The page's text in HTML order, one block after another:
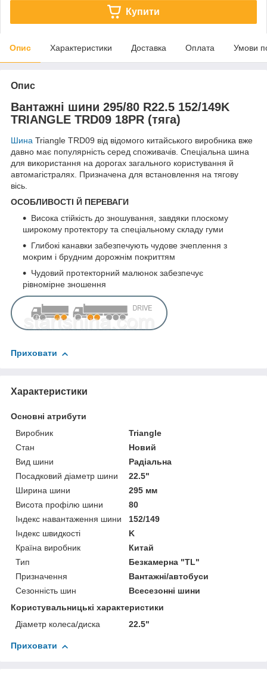
Купити
Опис Характеристики Доставка Оплата Умови
Опис
Вантажні шини 295/80 R22.5 152/149K
TRIANGLE TRD09 18PR (тяга)
Шина Triangle TRD09 від відомого китайського виробника вже
давно має популярність серед споживачів. Спеціальна шина
для використання на дорогах загального користування й
автомагістралях. Призначена для встановлення на тягову
вісь.
ОСОБЛИВОСТІ Й ПЕРЕВАГИ
Висока стійкість до зношування, завдяки плоскому
широкому протектору та спеціальному складу гуми
Глибокі канавки забезпечують чудове зчеплення з
мокрим і брудним дорожнім покриттям
Чудовий протекторний малюнок забезпечує
рівномірне зношення
Приховати
Характеристики
Основні атрибути
Виробник
Triangle
Стан
Новий
Вид шини
Радіальна
Посадковий діаметр шини
22.5"
Ширина шини
295 мм
Висота профілю шини
80
Індекс навантаження шини
152/149
Індекс швидкості
K
Країна виробник
Китай
Тип
Безкамерна "TL"
Призначення
Вантажні/автобуси
Сезонність шин
Всесезонні шини
Користувальницькі характеристики
Діаметр колеса/диска
22.5"
Приховати